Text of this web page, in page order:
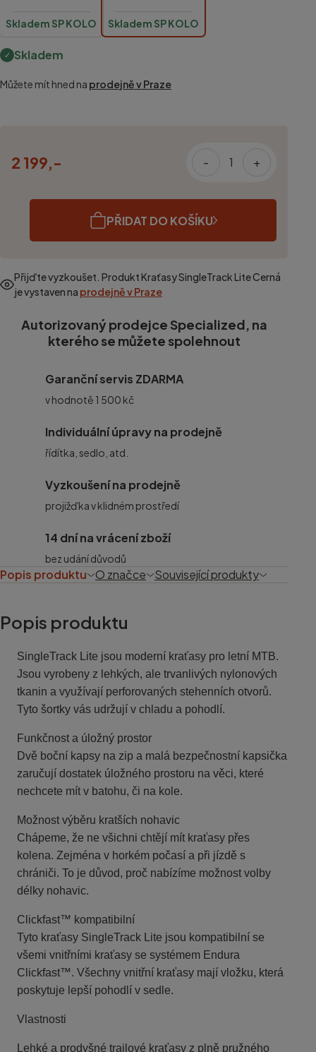
Skladem SP KOLO Skladem SP KOLO
Skladem
Můžete mít hned na prodejně v Praze
2 199,- - +
PŘIDAT DO KOŠÍKU
Přijďte vyzkoušet. ProduktKraťasy SingleTrack Lite Cerná
je vystaven na prodejně v Praze
Autorizovaný prodejce Specialized, na
kterého se můžete spolehnout
Garanční servis ZDARMA
v hodnotě 1 500 kč
Individuální úpravy na prodejně
řídítka, sedlo, atd.
Vyzkoušení na prodejně
projižďka v klidném prostředí
14 dní na vrácení zboží
bez udání důvodů
Popis produktu O značce Související produkty
Popis produktu
SingleTrack Lite jsou moderní kraťasy pro letní MTB.
Jsou vyrobeny z lehkých, ale trvanlivých nylonových
tkanin a využívají perforovaných stehenních otvorů.
Tyto šortky vás udržují v chladu a pohodlí.
Funkčnost a úložný prostor
Dvě boční kapsy na zip a malá bezpečnostní kapsička
zaručují dostatek úložného prostoru na věci, které
nechcete mít v batohu, či na kole.
Možnost výběru kratších nohavic
Chápeme, že ne všichni chtějí mít kraťasy přes
kolena. Zejména v horkém počasí a při jízdě s
chrániči. To je důvod, proč nabízíme možnost volby
délky nohavic.
Clickfast™ kompatibilní
Tyto kraťasy SingleTrack Lite jsou kompatibilní se
všemi vnitřními kraťasy se systémem Endura
Clickfast™. Všechny vnitřní kraťasy mají vložku, která
poskytuje lepší pohodlí v sedle.
Vlastnosti
Lehké a prodyšné trailové kraťasy z plně pružného